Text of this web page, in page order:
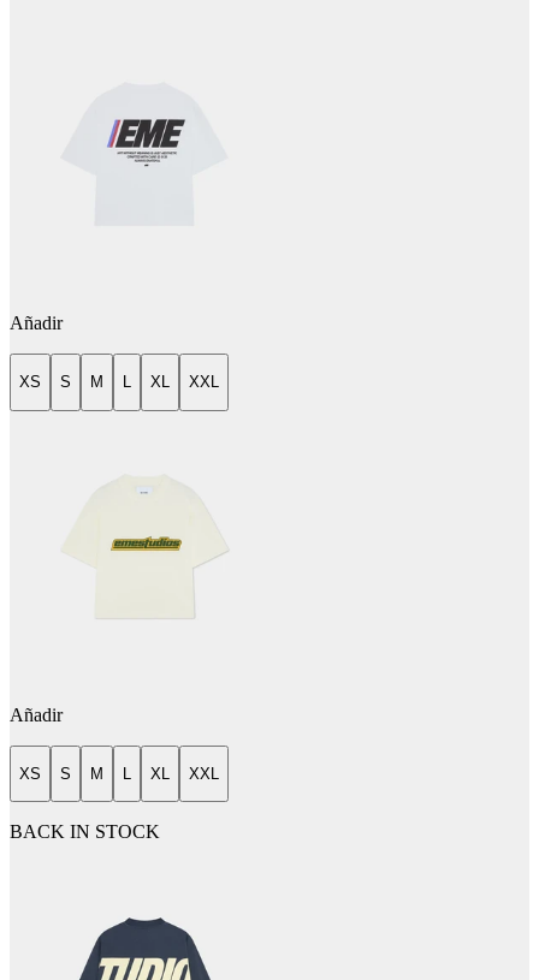
Añadir
XS S M L XL XXL
Añadir
XS S M XL XXL
BACK IN STOCK